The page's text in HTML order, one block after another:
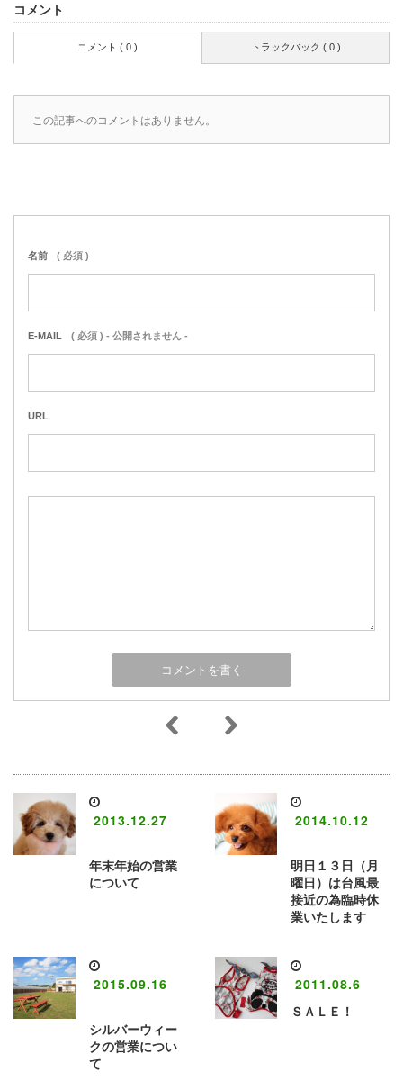
コメント
コメント ( 0 ) トラックバック ( 0 )
この記事へのコメントはありません。
名前 ( 必須 )
E-MAIL ( 必須 ) - 公開されません -
URL
2013.12.27
年末年始の営業
について
2014.10.12
明日１３日（月
曜日）は台風最
接近の為臨時休
業いたします
2015.09.16
シルバーウィー
クの営業につい
て
2011.08.6
ＳＡＬＥ！